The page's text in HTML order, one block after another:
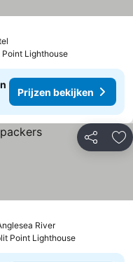
Lighthouse
Prijzen bekijken
Delen
River
Point Lighthouse